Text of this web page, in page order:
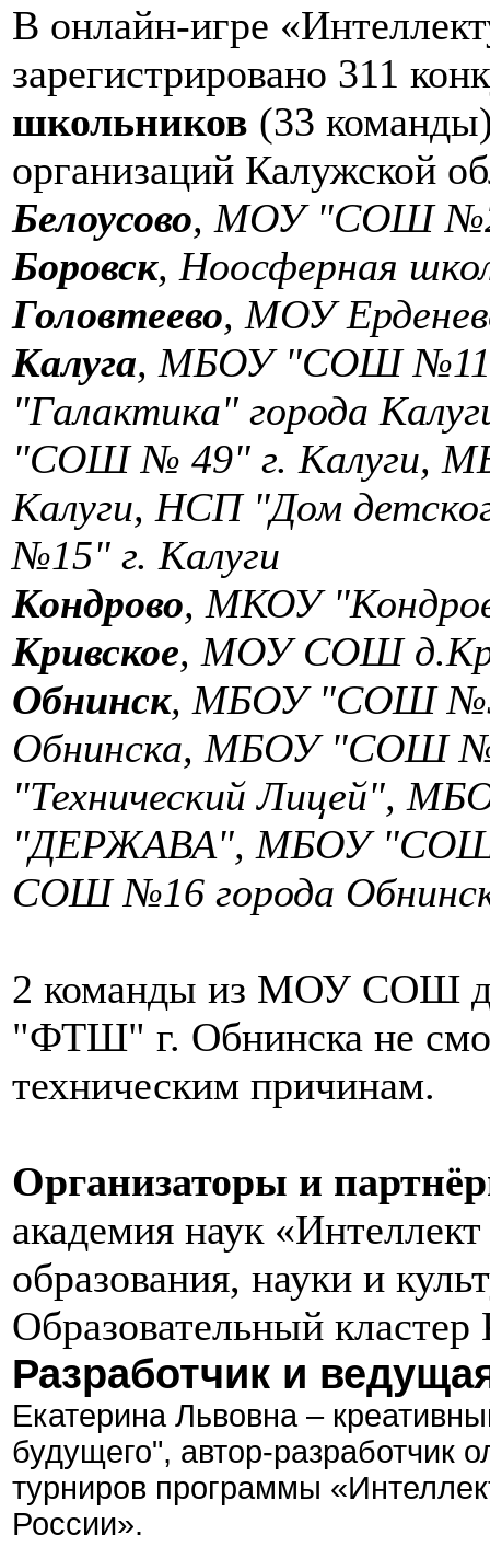
В онлайн-игре
зарегистрировано 311
школьников (33
организаций Калужской
Белоусово, МОУ "СОШ №2"
Боровск, Ноосферная
Головтеево, МОУ
Калуга, МБОУ "СОШ
"Галактика" города
"СОШ № 49" г. Калуги,
Калуги, НСП "Дом
№15" г. Калуги
Кондрово, МКОУ
Кривское, МОУ СОШ
Обнинск, МБОУ "СОШ
Обнинска, МБОУ "СОШ
"Технический Лицей",
"ДЕРЖАВА", МБОУ "СОШ
СОШ №16 города
2 команды из МОУ СОШ
"ФТШ" г. Обнинска не
техническим причинам.
Организаторы и
академия наук
образования, науки и
Образовательный
Разработчик и
Екатерина Львовна –
будущего", автор-разработчик
турниров программы
России».